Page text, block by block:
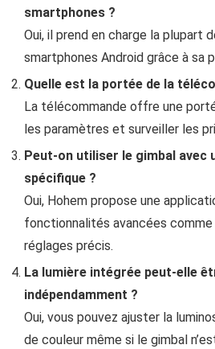
smartphones ?
Oui, il prend en charge la plupart
smartphones Android grâce à sa
Quelle est la portée de la
La télécommande offre une
les paramètres et surveiller les
Peut-on utiliser le gimbal avec
spécifique ?
Oui, Hohem propose une
fonctionnalités avancées
réglages précis.
La lumière intégrée peut-elle
indépendamment ?
Oui, vous pouvez ajuster la
de couleur même si le gimbal